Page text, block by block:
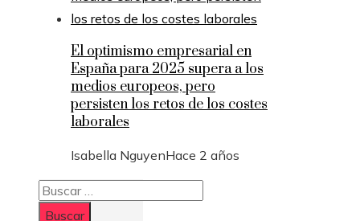
El optimismo empresarial en
España para 2025 supera a los
medios europeos, pero
persisten los retos de los costes
laborales
Isabella NguyenHace 2 años
Buscar: